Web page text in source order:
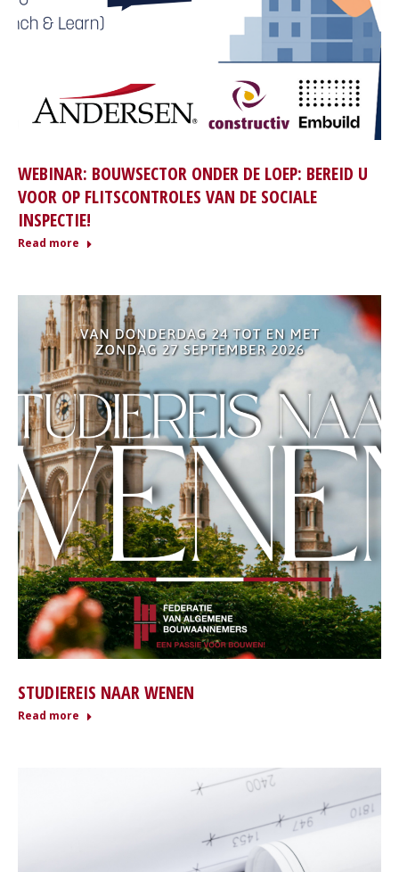
WEBINAR: BOUWSECTOR ONDER DE LOEP: BEREID U
VOOR OP FLITSCONTROLES VAN DE SOCIALE
INSPECTIE!
Read more
STUDIEREIS NAAR WENEN
Read more